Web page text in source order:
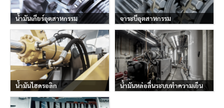
น้ำมันเกียร์อุตสาหกรรม จาระบีอุตสาหกรรม
น้ำมันไฮดรอลิก น้ำมันหล่อลื่นระบบทำความเย็น